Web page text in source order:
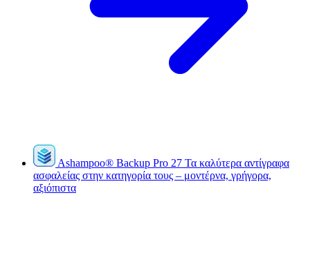
Ashampoo® Backup Pro 27 Τα καλύτερα αντίγραφα
ασφαλείας στην κατηγορία τους – μοντέρνα, γρήγορα,
αξιόπιστα